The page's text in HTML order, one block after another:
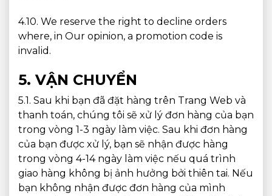
4.10. We reserve the right to decline orders
where, in Our opinion, a promotion code is
invalid.
5. VẬN CHUYỂN
5.1. Sau khi bạn đã đặt hàng trên Trang Web và
thanh toán, chúng tôi sẽ xử lý đơn hàng của bạn
trong vòng 1-3 ngày làm việc. Sau khi đơn hàng
của bạn được xử lý, bạn sẽ nhận được hàng
trong vòng 4-14 ngày làm việc nếu quá trình
giao hàng không bị ảnh hưởng bởi thiên tai. Nếu
bạn không nhận được đơn hàng của mình